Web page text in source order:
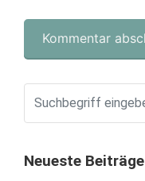
Neueste Beiträge